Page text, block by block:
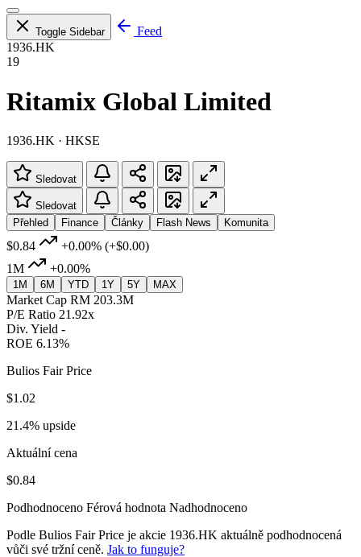
Toggle Sidebar
Feed
1936.HK
19
Ritamix Global Limited
1936.HK · HKSE
Sledovat
Sledovat
Přehled
Finance Články Flash News Komunita
$0.84 +0.00% (+$0.00)
1M
+0.00%
1M 6M YTD 1Y 5Y MAX
Market Cap RM 203.3M
P/E Ratio 21.92x
Div. Yield -
ROE 6.13%
Bulios Fair Price
$1.02
21.4% upside
Aktuální cena
$0.84
Podhodnoceno Férová hodnota Nadhodnoceno
Podle Bulios Fair Price je akcie 1936.HK aktuálně podhodnocená
vůči své tržní ceně. Jak to funguje?